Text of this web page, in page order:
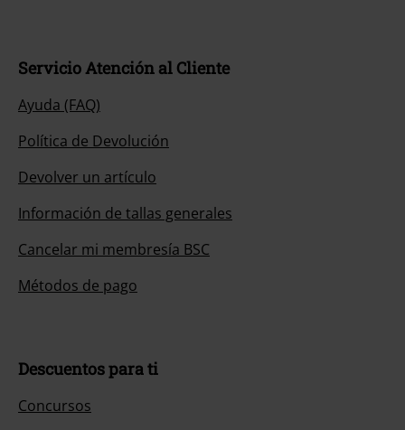
Servicio Atención al Cliente
Ayuda (FAQ)
Política de Devolución
Devolver un artículo
Información de tallas generales
Cancelar mi membresía BSC
Métodos de pago
Descuentos para ti
Concursos